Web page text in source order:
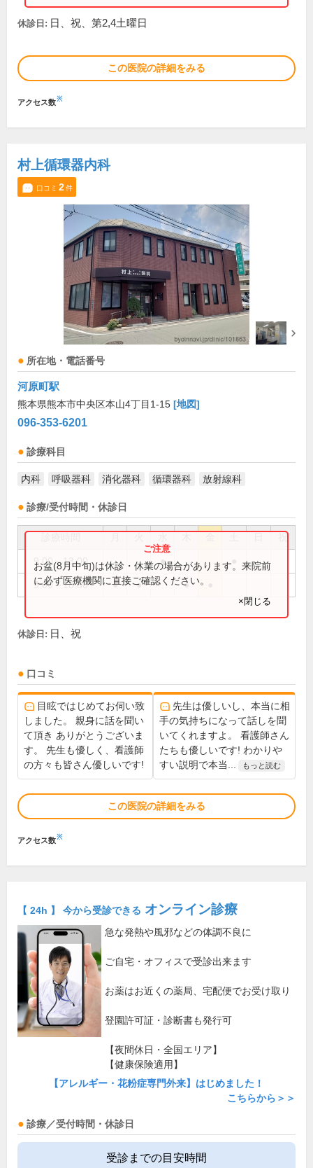
休診日: 日、祝、第2,4土曜日
この医院の詳細をみる
アクセス数※
村上循環器内科
口コミ 2件
所在地・電話番号
河原町駅
熊本県熊本市中央区本山4丁目1-15 [地図]
096-353-6201
診療科目
内科 呼吸器科 消化器科 循環器科 放射線科
診療/受付時間・休診日
祝
9:00～13:00 ●
9:00～18:30 ● ● ●
お盆(8月中旬)は休診・休業の場合があります。来院前
に必ず医療機関に直接ご確認ください。
×閉じる
休診日: 日、祝
口コミ
目眩ではじめてお伺い致
しました。 親身に話を聞い
て頂き ありがとうございま
す。 先生も優しく、看護師
の方々も皆さん優しいです!
先生は優しいし、本当に相
手の気持ちになって話しを聞
いてくれますよ。 看護師さん
たちも優しいです! わかりや
すい説明で本当...
もっと読む
この医院の詳細をみる
アクセス数※
【 24h 】 今から受診できる オンライン診療
急な発熱や風邪などの体調不良に
ご自宅・オフィスで受診出来ます
お薬はお近くの薬局、宅配便でお受け取り
登園許可証・診断書も発行可
【夜間休日・全国エリア】
【健康保険適用】
【アレルギー・花粉症専門外来】はじめました！
こちらから＞＞
診療／受付時間・休診日
受診までの目安時間